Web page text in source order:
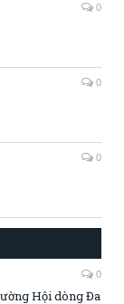
0
0
0
0
Hội dòng Đa